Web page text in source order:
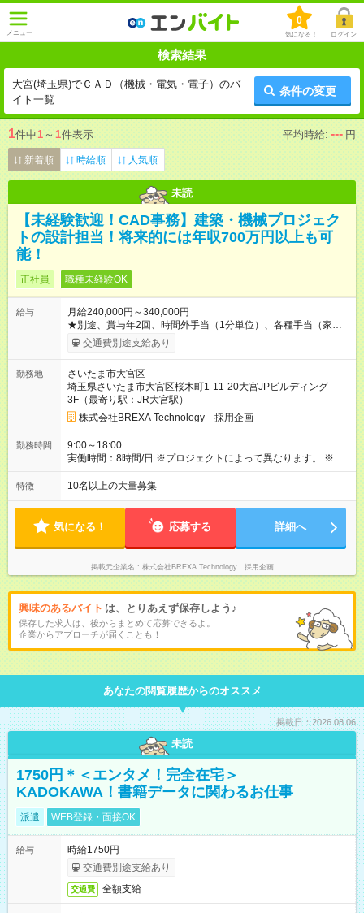
メニュー
0
気になる！ ログイン
検索結果
大宮(埼玉県)でＣＡＤ（機械・電気・電子）のバ
イト一覧
条件の変更
1件中1 ～ 1件表示 平均時給: --- 円
新着順 時給順 人気順
未読
【未経験歓迎！CAD事務】建築・機械プロジェク
トの設計担当！将来的には年収700万円以上も可
能！
正社員 職種未経験OK
給与
月給240,000円～340,000円
★別途、賞与年2回、時間外手当（1分単位）、各種手当（家
族、赴任等）が支給されます。 ★スキル・経験年数・年齢等も
考慮し、話し合いの上で決定します。 【試用期間】試用期間あ
す。
交通費別途支給あり
勤務地
さいたま市大宮区
埼玉県さいたま市大宮区桜木町1-11-20大宮JPビルディング
3F（最寄り駅：JR大宮駅）
株式会社BREXA Technology 採用企画
勤務時間
9:00～18:00
実働時間：8時間/日 ※プロジェクトによって異なります。 ※サ
ービス残業はございません。残業代1分単位で支給。
特徴 10名以上の大量募集
気になる！ 応募する 詳細へ
掲載元企業名 株式会社BREXA Technology 採用企画
興味のあるバイト は、とりあえず保存しよう♪
保存した求人は、後からまとめて応募できるよ。
企業からアプローチが届くことも！
あなたの閲覧履歴からのオススメ
掲載日：2026.08.06
未読
1750円＊＜エンタメ！完全在宅＞
KADOKAWA！書籍データに関わるお仕事
派遣 WEB登録・面接OK
給与
時給1750円
交通費別途支給あり
交通費 全額支給